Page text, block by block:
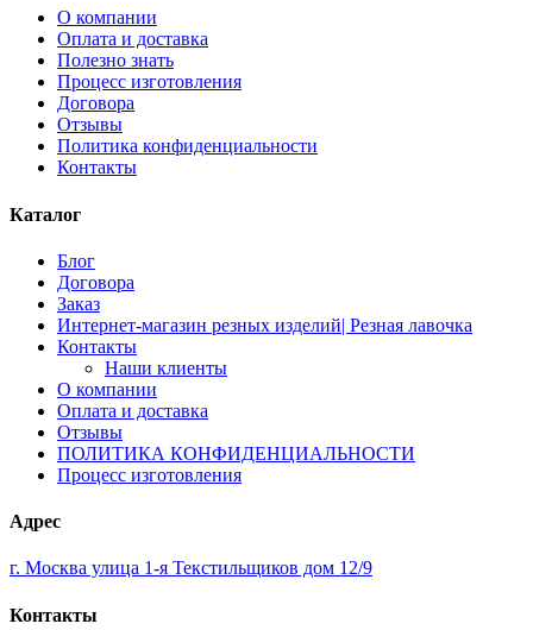
О компании
Оплата и доставка
Полезно знать
Процесс изготовления
Договора
Отзывы
Политика конфиденциальности
Контакты
Каталог
Блог
Договора
Заказ
Интернет-магазин резных изделий| Резная лавочка
Контакты
Наши клиенты
О компании
Оплата и доставка
Отзывы
ПОЛИТИКА КОНФИДЕНЦИАЛЬНОСТИ
Процесс изготовления
Адрес
г. Москва улица 1-я Текстильщиков дом 12/9
Контакты